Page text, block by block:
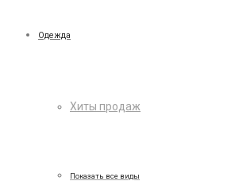
Одежда
Хиты продаж
Показать все виды